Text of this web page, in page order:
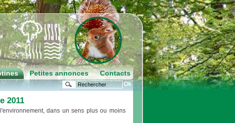
Petites annonces Contacts
2011
dans un sens plus ou moins